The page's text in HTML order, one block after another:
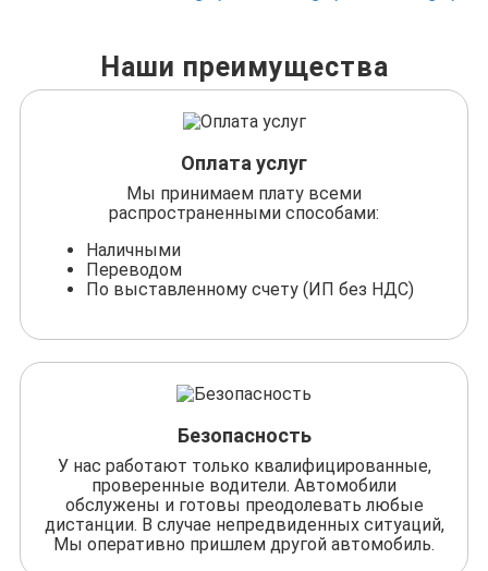
Наши преимущества
Оплата услуг
Мы принимаем плату всеми
распространенными способами:
Наличными
Переводом
По выставленному счету (ИП без НДС)
Безопасность
У нас работают только квалифицированные,
проверенные водители. Автомобили
обслужены и готовы преодолевать любые
дистанции. В случае непредвиденных ситуаций,
Мы оперативно пришлем другой автомобиль.